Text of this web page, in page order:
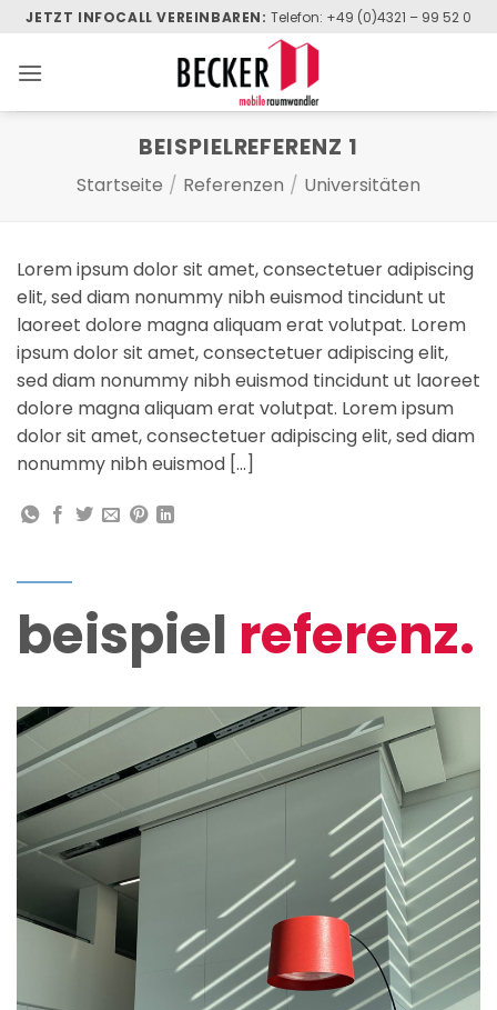
Zum
springen
JETZT INFOCALL VEREINBAREN: Telefon: +49 (0)4321 – 99 52 0
BEISPIELREFERENZ 1
Startseite / Referenzen / Universitäten
Lorem ipsum dolor sit amet, consectetuer adipiscing
elit, sed diam nonummy nibh euismod tincidunt ut
laoreet dolore magna aliquam erat volutpat. Lorem
ipsum dolor sit amet, consectetuer adipiscing elit,
sed diam nonummy nibh euismod tincidunt ut laoreet
dolore magna aliquam erat volutpat. Lorem ipsum
dolor sit amet, consectetuer adipiscing elit, sed diam
nonummy nibh euismod […]
beispiel referenz.